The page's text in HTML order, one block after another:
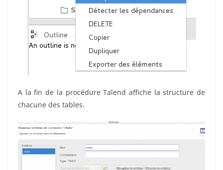
A la fin de la procédure Talend affiche la structure de
chacune des tables.